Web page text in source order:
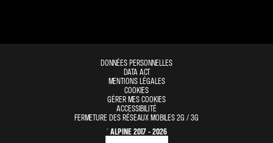
DONNÉES PERSONNELLES
DATA ACT
MENTIONS LÉGALES
COOKIES
GÉRER MES COOKIES
ACCESSIBILITÉ
FERMETURE DES RÉSEAUX MOBILES 2G / 3G
© ALPINE 2017 - 2026